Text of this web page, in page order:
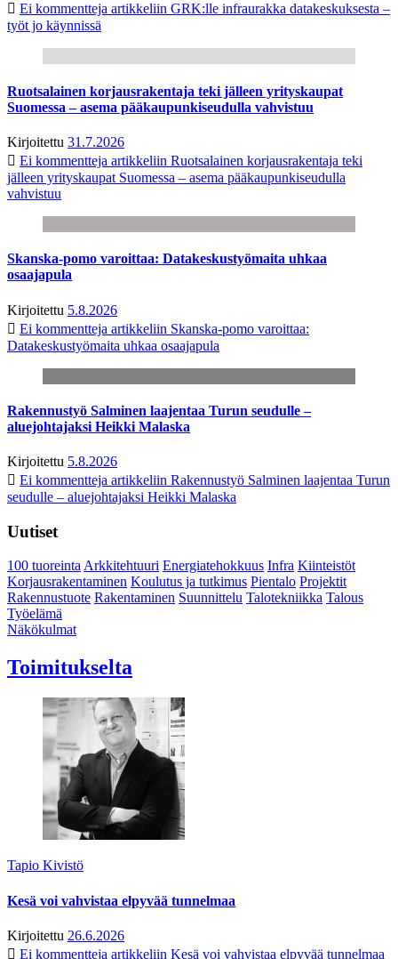
Ei kommentteja artikkeliin GRK:lle infraurakka datakeskuksesta –
työt jo käynnissä
Ruotsalainen korjausrakentaja teki jälleen yrityskaupat
Suomessa – asema pääkaupunkiseudulla vahvistuu
Kirjoitettu 31.7.2026
Ei kommentteja artikkeliin Ruotsalainen korjausrakentaja teki
jälleen yrityskaupat Suomessa – asema pääkaupunkiseudulla
vahvistuu
Skanska-pomo varoittaa: Datakeskustyömaita uhkaa
osaajapula
Kirjoitettu 5.8.2026
Ei kommentteja artikkeliin Skanska-pomo varoittaa:
Datakeskustyömaita uhkaa osaajapula
Rakennustyö Salminen laajentaa Turun seudulle –
aluejohtajaksi Heikki Malaska
Kirjoitettu 5.8.2026
Ei kommentteja artikkeliin Rakennustyö Salminen laajentaa Turun
seudulle – aluejohtajaksi Heikki Malaska
Uutiset
100 tuoreintaArkkitehtuuri Energiatehokkuus Infra Kiinteistöt
Korjausrakentaminen Koulutus ja tutkimus Pientalo Projektit
Rakennustuote Rakentaminen Suunnittelu Talotekniikka Talous
Työelämä
Näkökulmat
Toimitukselta
Tapio Kivistö
Kesä voi vahvistaa elpyvää tunnelmaa
Kirjoitettu 26.6.2026
Ei kommentteja artikkeliin Kesä voi vahvistaa elpyvää tunnelmaa